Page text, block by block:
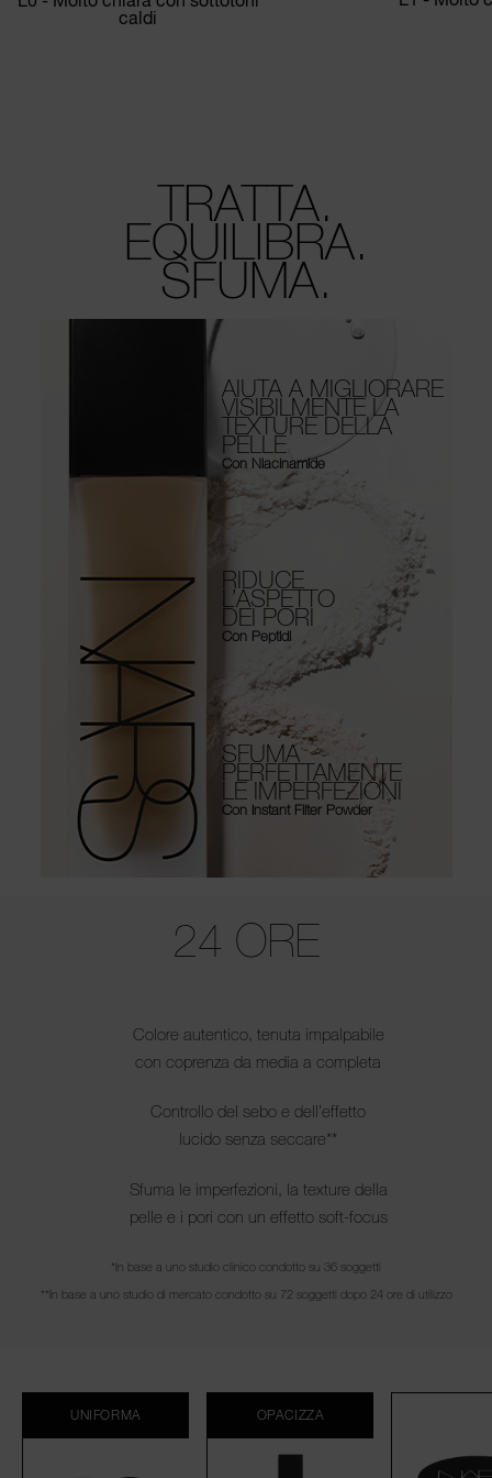
caldi
TRATTA.
EQUILIBRA.
SFUMA.
AIUTA A MIGLIORARE
VISIBILMENTE LA
TEXTURE DELLA
PELLE
Con Niacinamide
RIDUCE
L’ASPETTO
DEI PORI
Con Peptidi
SFUMA
PERFETTAMENTE
LE IMPERFEZIONI
Con Instant Filter Powder
24 ORE
Colore autentico, tenuta impalpabile
con coprenza da media a completa
Controllo del sebo e dell’effetto
lucido senza seccare**
Sfuma le imperfezioni, la texture della
pelle e i pori con un effetto soft-focus
*In base a uno studio clinico condotto su 36 soggetti
**In base a uno studio di mercato condotto su 72 soggetti dopo 24 ore di utilizzo
UNIFORMA OPACIZZA